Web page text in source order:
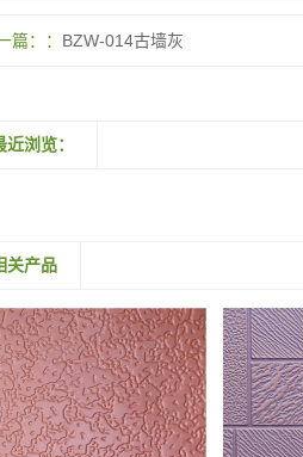
篇： BZW-014古墙灰
近浏览：
关产品